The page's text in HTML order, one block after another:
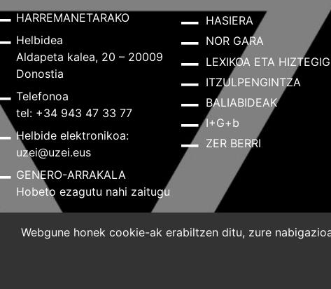
HARREMANETARAKO
Helbidea
Aldapeta kalea, 20 – 20009
Donostia
Telefonoa
tel: +34 943 47 33 77
Helbide elektronikoa:
uzei@uzei.eus
GENERO-ARRAKALA
Hobeto ezagutu nahi zaitugu
HASIERA
NOR GARA
LEXIKOA ETA
ITZULPENGINTZA
BALIABIDEAK
I+G+b
ZER BERRI
Lege-oharra Cookie-politika
Webgune honek cookie-ak erabiltzen ditu, zure